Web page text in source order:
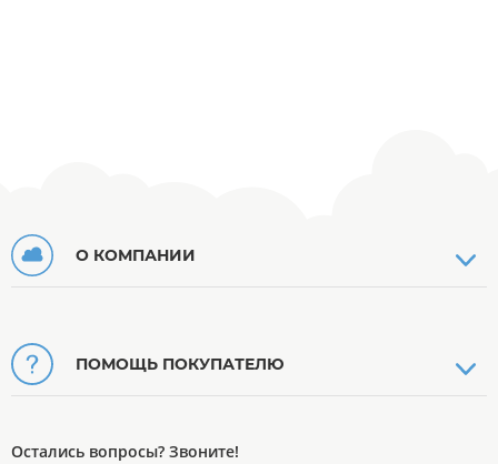
О КОМПАНИИ
ПОМОЩЬ ПОКУПАТЕЛЮ
Остались вопросы? Звоните!